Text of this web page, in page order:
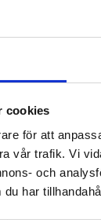
cookies
för att
vår trafik. Vi
och
har
kan du se bilder
med nya
i rätt längd.
till våra kompletta
passar.